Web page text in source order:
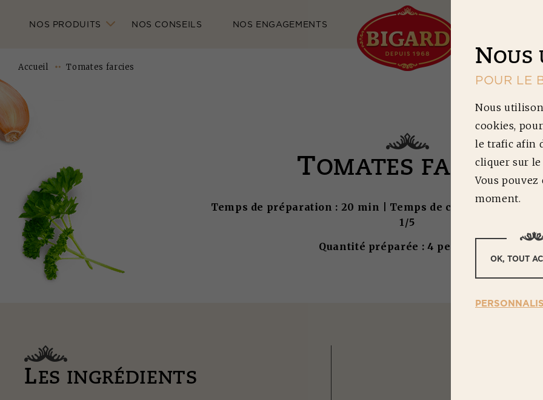
NOS PRODUITS NOS CONSEILS NOS ENGAGEMENTS
Accueil Tomates farcies
TOMATES FARCIES
Temps de préparation : 20 min | Temps de cuisson : 60 min
1/5
Quantité préparée : 4 personnes
LES INGRÉDIENTS
NOUS
POUR LE
Nous
cookies,
le trafic afin
cliquer sur
Vous
moment.
OK, TOUT